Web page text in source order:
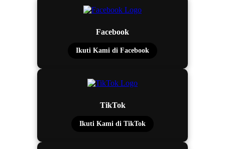
Facebook
Ikuti Kami di Facebook
TikTok
Ikuti Kami di TikTok